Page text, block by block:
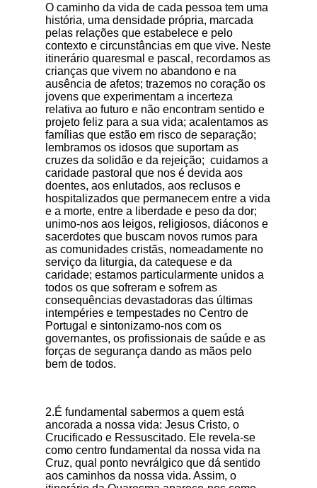
O caminho da vida de cada pessoa tem uma
história, uma densidade própria, marcada
pelas relações que estabelece e pelo
contexto e circunstâncias em que vive. Neste
itinerário quaresmal e pascal, recordamos as
crianças que vivem no abandono e na
ausência de afetos; trazemos no coração os
jovens que experimentam a incerteza
relativa ao futuro e não encontram sentido e
projeto feliz para a sua vida; acalentamos as
famílias que estão em risco de separação;
lembramos os idosos que suportam as
cruzes da solidão e da rejeição; cuidamos a
caridade pastoral que nos é devida aos
doentes, aos enlutados, aos reclusos e
hospitalizados que permanecem entre a vida
e a morte, entre a liberdade e peso da dor;
unimo-nos aos leigos, religiosos, diáconos e
sacerdotes que buscam novos rumos para
as comunidades cristãs, nomeadamente no
serviço da liturgia, da catequese e da
caridade; estamos particularmente unidos a
todos os que sofreram e sofrem as
consequências devastadoras das últimas
intempéries e tempestades no Centro de
Portugal e sintonizamo-nos com os
governantes, os profissionais de saúde e as
forças de segurança dando as mãos pelo
bem de todos.
2.É fundamental sabermos a quem está
ancorada a nossa vida: Jesus Cristo, o
Crucificado e Ressuscitado. Ele revela-se
como centro fundamental da nossa vida na
Cruz, qual ponto nevrálgico que dá sentido
aos caminhos da nossa vida. Assim, o